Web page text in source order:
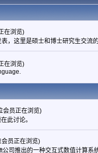
在浏览)
，这里是硕士和博士研究生交流
在浏览)
会员正在浏览)
此讨论。
会员正在浏览)
公司推出的一种交互式数值计算系